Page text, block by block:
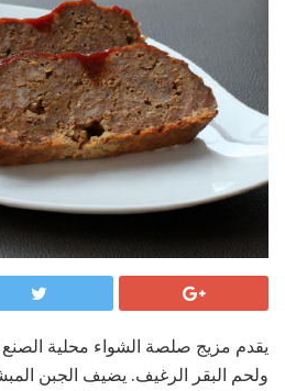
يقدم مزيج صلصة الشواء محلية الصنع
ولحم البقر الرغيف. يضيف الجبن